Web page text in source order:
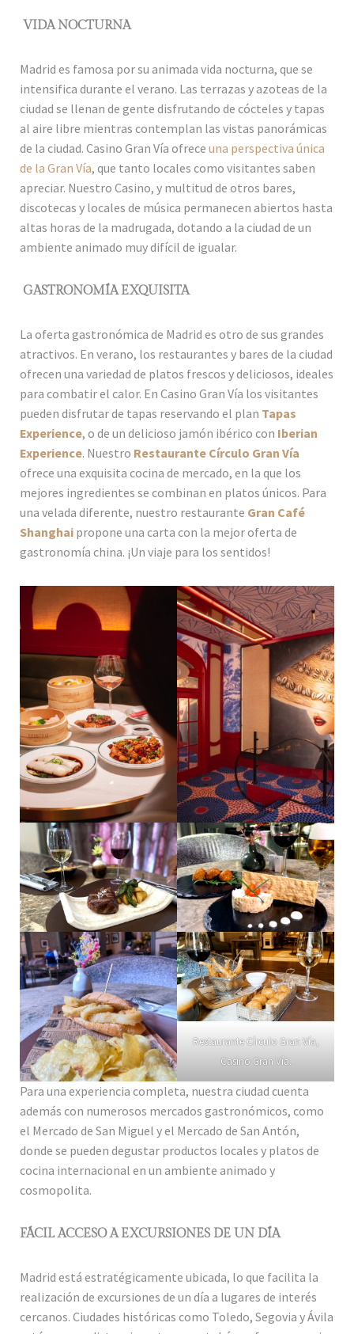
VIDA NOCTURNA
Madrid es famosa por su animada vida nocturna, que se
intensifica durante el verano. Las terrazas y azoteas de la
ciudad se llenan de gente disfrutando de cócteles y tapas
al aire libre mientras contemplan las vistas panorámicas
de la ciudad. Casino Gran Vía ofrece una perspectiva única
de la Gran Vía, que tanto locales como visitantes saben
apreciar. Nuestro Casino, y multitud de otros bares,
discotecas y locales de música permanecen abiertos hasta
altas horas de la madrugada, dotando a la ciudad de un
ambiente animado muy difícil de igualar.
GASTRONOMÍA EXQUISITA
La oferta gastronómica de Madrid es otro de sus grandes
atractivos. En verano, los restaurantes y bares de la ciudad
ofrecen una variedad de platos frescos y deliciosos, ideales
para combatir el calor. En Casino Gran Vía los visitantes
pueden disfrutar de tapas reservando el plan Tapas
Experience, o de un delicioso jamón ibérico con Iberian
Experience. Nuestro Restaurante Círculo Gran Vía
ofrece una exquisita cocina de mercado, en la que los
mejores ingredientes se combinan en platos únicos. Para
una velada diferente, nuestro restaurante Gran Café
Shanghai propone una carta con la mejor oferta de
gastronomía china. ¡Un viaje para los sentidos!
Restaurante Círculo Gran Vía,
Casino Gran Vía.
Para una experiencia completa, nuestra ciudad cuenta
además con numerosos mercados gastronómicos, como
el Mercado de San Miguel y el Mercado de San Antón,
donde se pueden degustar productos locales y platos de
cocina internacional en un ambiente animado y
cosmopolita.
FÁCIL ACCESO A EXCURSIONES DE UN DÍA
Madrid está estratégicamente ubicada, lo que facilita la
realización de excursiones de un día a lugares de interés
cercanos. Ciudades históricas como Toledo, Segovia y Ávila